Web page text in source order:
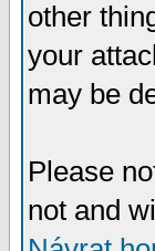
other
your
may be
Please
not and